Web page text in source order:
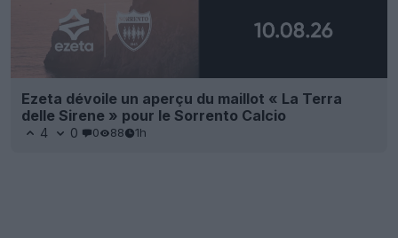
Ezeta dévoile un aperçu du maillot « La Terra
delle Sirene » pour le Sorrento Calcio
4 0 0 88 1h